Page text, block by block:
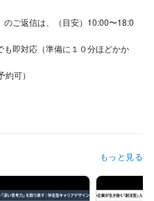
のご返信は、（目安）10:00〜18:0
も即対応（準備に１０分ほどかか
可）
ることがございます。
経験年数 : 5年
経験年数 : 25年
戦略 経験年数 : 15年
もっと見る